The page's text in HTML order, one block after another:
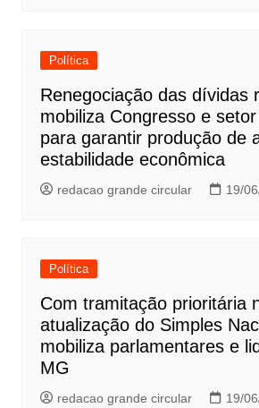
Política
Renegociação das dívidas
mobiliza Congresso e
para garantir produção de
estabilidade econômica
redacao grande circular 19/
Política
Com tramitação prioritária
atualização do Simples
mobiliza parlamentares e
MG
redacao grande circular 19/